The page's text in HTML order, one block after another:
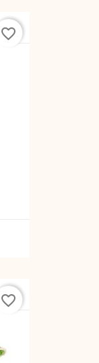
favorite_border
favorite_border